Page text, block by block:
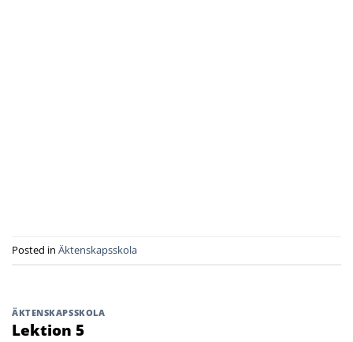
Posted in Äktenskapsskola
ÄKTENSKAPSSKOLA
Lektion 5